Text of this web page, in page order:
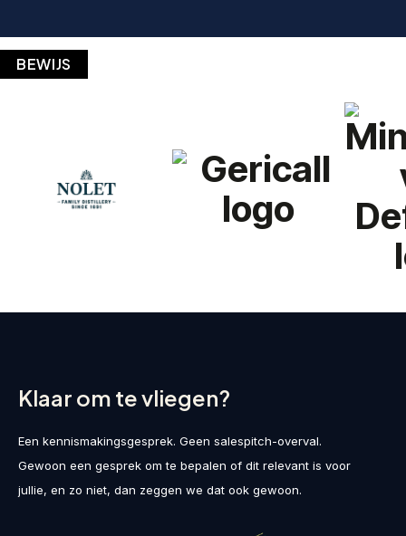
BEWIJS
Klaar om te vliegen?
Een kennismakingsgesprek. Geen salespitch-overval.
Gewoon een gesprek om te bepalen of dit relevant is voor
jullie, en zo niet, dan zeggen we dat ook gewoon.